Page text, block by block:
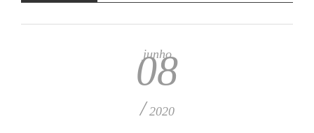
junho
08
/ 2020